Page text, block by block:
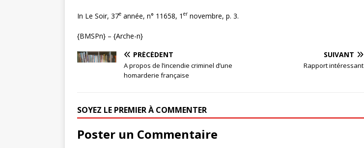
In Le Soir, 37e année, n° 11658, 1 ernovembre, p. 3.
{BMSPn} – {Arche-n}
PRÉCÉDENT
A propos de l’incendie criminel d’une
homarderie française
SUIVANT
Rapport intéressant
SOYEZ LE PREMIER À COMMENTER
Poster un Commentaire